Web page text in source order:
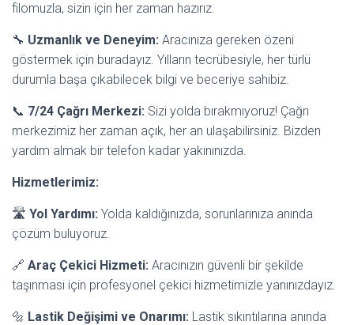
filomuzla, sizin için her zaman hazırız.
🔧 Uzmanlık ve Deneyim: Aracınıza gereken özeni
göstermek için buradayız. Yılların tecrübesiyle, her türlü
durumla başa çıkabilecek bilgi ve beceriye sahibiz.
📞 7/24 Çağrı Merkezi: Sizi yolda bırakmıyoruz! Çağrı
merkezimiz her zaman açık, her an ulaşabilirsiniz. Bizden
yardım almak bir telefon kadar yakınınızda.
Hizmetlerimiz:
🛣️ Yol Yardımı: Yolda kaldığınızda, sorunlarınıza anında
çözüm buluyoruz.
🔗 Araç Çekici Hizmeti: Aracınızın güvenli bir şekilde
taşınması için profesyonel çekici hizmetimizle yanınızdayız.
🔩 Lastik Değişimi ve Onarımı: Lastik sıkıntılarına anında